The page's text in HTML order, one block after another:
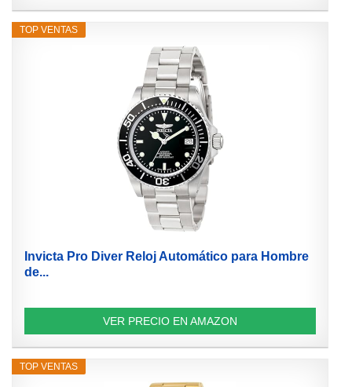
TOP VENTAS
Invicta Pro Diver Reloj Automático para Hombre
de...
VER PRECIO EN AMAZON
TOP VENTAS